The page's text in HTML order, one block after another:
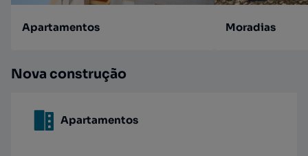
Apartamentos Moradias
Nova construção
Apartamentos